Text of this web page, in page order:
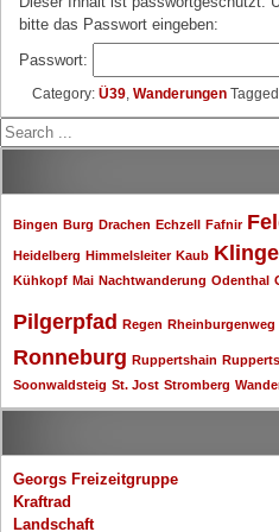
bitte das Passwort eingeben:
Passwort:
Category: Ü39 Wanderungen Tagged
Search
Bingen Burg Drachen Echzell Fafnir
Heidelberg Himmelsleiter Kaub
Kühkopf Mai Nachtwanderung Odenthal
Pilgerpfad Regen Rheinburgenweg
Ronneburg Ruppertshain
Soonwaldsteig St. Jost Stromberg
Georgs Freizeitgruppe
Kraftrad
Landschaft